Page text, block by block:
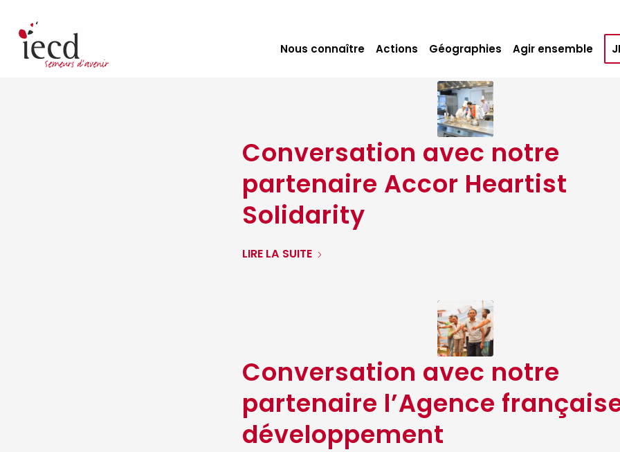
Nous connaître Actions Géographies Agir ensemble
Conversation avec notre
partenaire Accor Heartist
Solidarity
LIRE LA SUITE
Conversation avec notre
partenaire l’Agence
développement